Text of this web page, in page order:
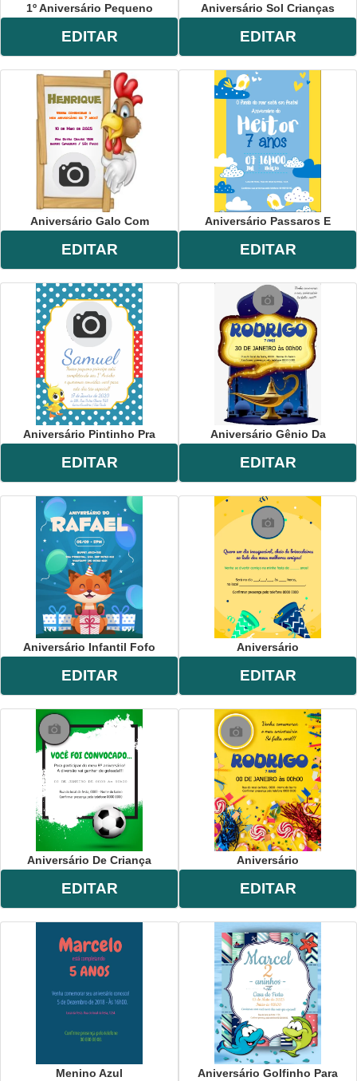
1º Aniversário Pequeno
EDITAR
Aniversário Sol Crianças
EDITAR
Aniversário Galo Com
EDITAR
Aniversário Passaros E
EDITAR
Aniversário Pintinho Pra
EDITAR
Aniversário Gênio Da
EDITAR
Aniversário Infantil Fofo
EDITAR
Aniversário
EDITAR
Aniversário De Criança
EDITAR
Aniversário
EDITAR
Menino Azul Aniversário Golfinho Para